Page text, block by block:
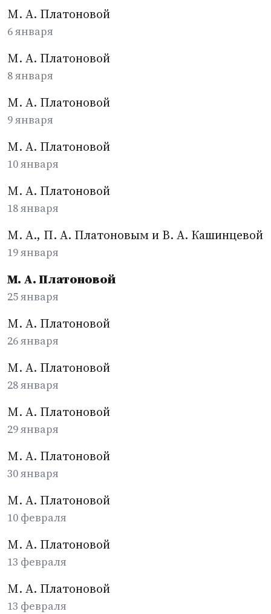
М. А. Платоновой
6 января
М. А. Платоновой
8 января
М. А. Платоновой
9 января
М. А. Платоновой
10 января
М. А. Платоновой
18 января
М. А., П. А. Платоновым и В. А. Кашинцевой
19 января
М. А. Платоновой
25 января
М. А. Платоновой
26 января
М. А. Платоновой
28 января
М. А. Платоновой
29 января
М. А. Платоновой
30 января
М. А. Платоновой
10 февраля
М. А. Платоновой
13 февраля
М. А. Платоновой
13 февраля